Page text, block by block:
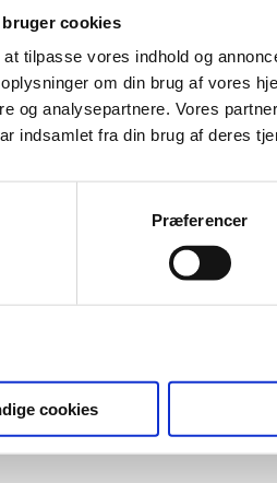
bruger cookies
tilpasse vores indhold og
om din brug af vores
og analysepartnere. Vores
indsamlet fra din brug af deres
Præferencer
cookies